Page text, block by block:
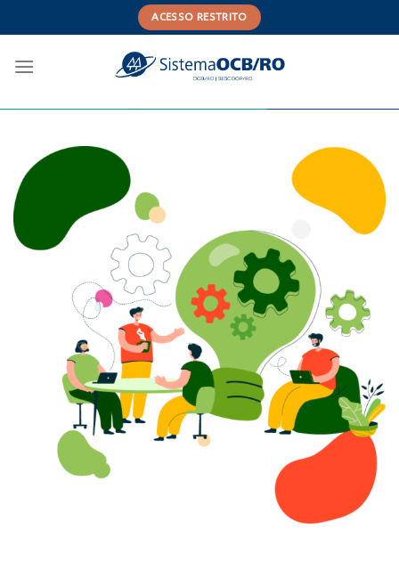
to
ACESSO RESTRITO